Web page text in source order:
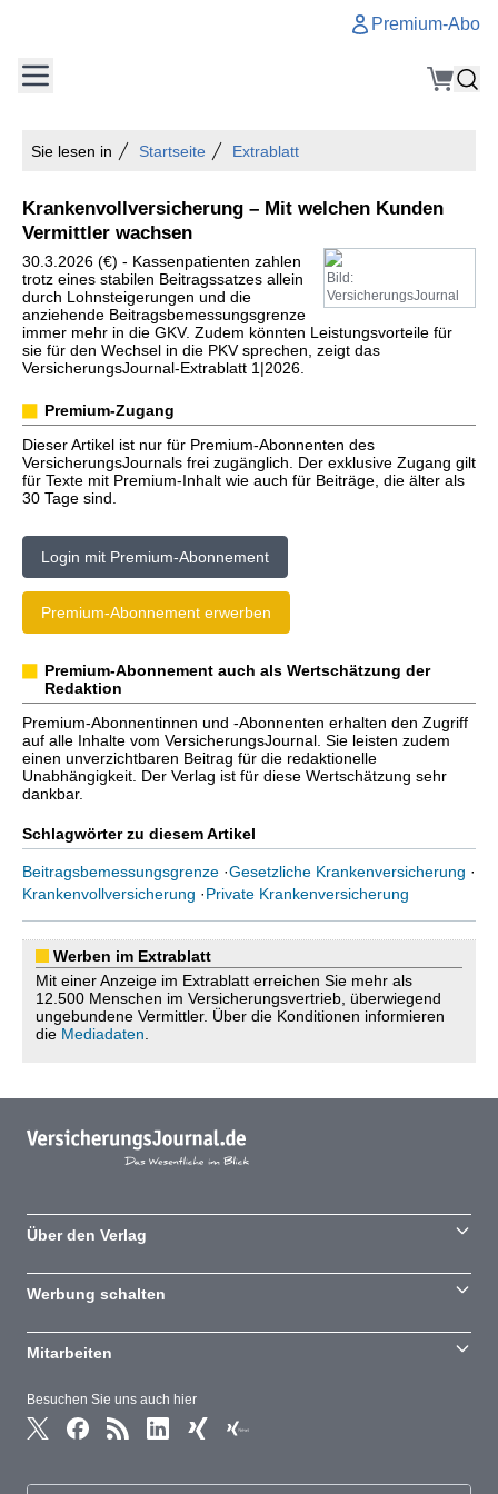
Premium-Abo
Sie lesen in Startseite Extrablatt
Krankenvollversicherung – Mit welchen Kunden
Vermittler wachsen
Bild:
VersicherungsJournal
30.3.2026 (€) - Kassenpatienten zahlen
trotz eines stabilen Beitragssatzes allein
durch Lohnsteigerungen und die
anziehende Beitragsbemessungsgrenze
immer mehr in die GKV. Zudem könnten Leistungsvorteile für
sie für den Wechsel in die PKV sprechen, zeigt das
VersicherungsJournal-Extrablatt 1|2026.
Premium-Zugang
Dieser Artikel ist nur für Premium-Abonnenten des
VersicherungsJournals frei zugänglich. Der exklusive Zugang gilt
für Texte mit Premium-Inhalt wie auch für Beiträge, die älter als
30 Tage sind.
Login mit Premium-Abonnement
Premium-Abonnement erwerben
Premium-Abonnement auch als Wertschätzung der
Redaktion
Premium-Abonnentinnen und -Abonnenten erhalten den Zugriff
auf alle Inhalte vom VersicherungsJournal. Sie leisten zudem
einen unverzichtbaren Beitrag für die redaktionelle
Unabhängigkeit. Der Verlag ist für diese Wertschätzung sehr
dankbar.
Schlagwörter zu diesem Artikel
Beitragsbemessungsgrenze ·Gesetzliche Krankenversicherung ·
Krankenvollversicherung ·Private Krankenversicherung
Werben im Extrablatt
Mit einer Anzeige im Extrablatt erreichen Sie mehr als
12.500 Menschen im Versicherungsvertrieb, überwiegend
ungebundene Vermittler. Über die Konditionen informieren
die Mediadaten
Besuchen Sie uns auch hier
Über den Verlag
Werbung schalten
Mitarbeiten